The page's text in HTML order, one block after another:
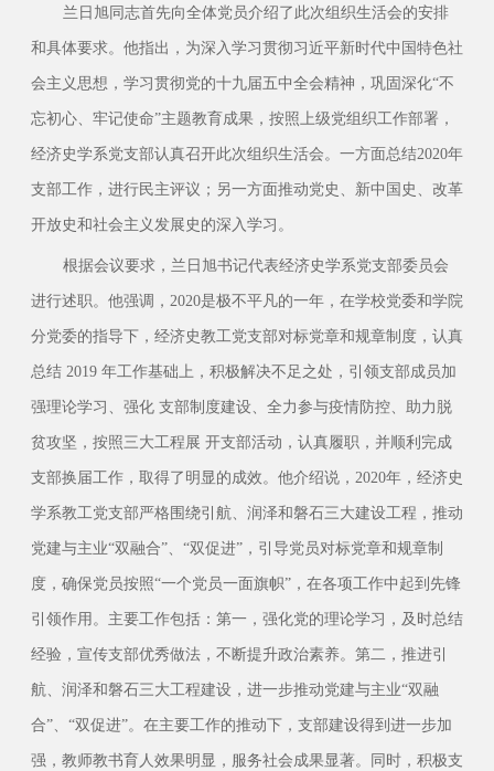
兰日旭同志首先向全体党员介绍了此次组织生活会的安排
和具体要求。他指出，为深入学习贯彻习近平新时代中国特色社
会主义思想，学习贯彻党的十九届五中全会精神，巩固深化“不
忘初心、牢记使命”主题教育成果，按照上级党组织工作部署，
经济史学系党支部认真召开此次组织生活会。一方面总结2020年
支部工作，进行民主评议；另一方面推动党史、新中国史、改革
开放史和社会主义发展史的深入学习。
根据会议要求，兰日旭书记代表经济史学系党支部委员会
进行述职。他强调，2020是极不平凡的一年，在学校党委和学院
分党委的指导下，经济史教工党支部对标党章和规章制度，认真
总结 2019 年工作基础上，积极解决不足之处，引领支部成员加
强理论学习、强化 支部制度建设、全力参与疫情防控、助力脱
贫攻坚，按照三大工程展 开支部活动，认真履职，并顺利完成
支部换届工作，取得了明显的成效。他介绍说，2020年，经济史
学系教工党支部严格围绕引航、润泽和磐石三大建设工程，推动
党建与主业“双融合”、“双促进”，引导党员对标党章和规章制
度，确保党员按照“一个党员一面旗帜”，在各项工作中起到先锋
引领作用。主要工作包括：第一，强化党的理论学习，及时总结
经验，宣传支部优秀做法，不断提升政治素养。第二，推进引
航、润泽和磐石三大工程建设，进一步推动党建与主业“双融
合”、“双促进”。在主要工作的推动下，支部建设得到进一步加
强，教师教书育人效果明显，服务社会成果显著。同时，积极支